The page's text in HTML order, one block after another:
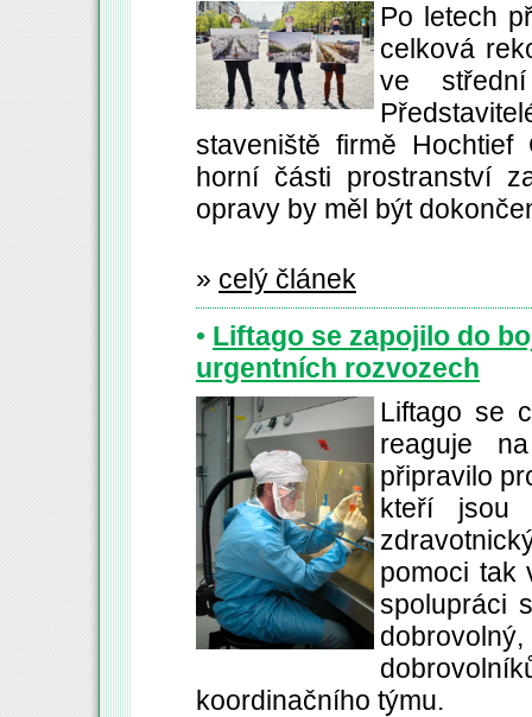
Po letech
celková
ve
staveniště firmě
horní části prostranství
opravy by měl být
» celý článek
• Liftago se zapojilo do
urgentních rozvozech
Liftago se
reaguje
připravilo
kteří jsou
pomoci tak
spolupráci
koordinačního týmu.